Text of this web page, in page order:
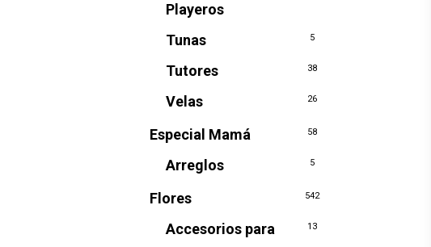
Playeros
Tunas 5
Tutores 38
Velas 26
Especial Mamá 58
Arreglos 5
Flores 542
Accesorios para
13